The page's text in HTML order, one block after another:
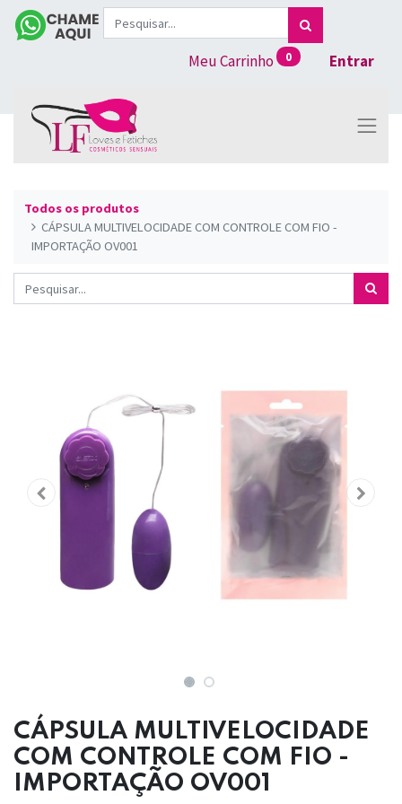
Meu Carrinho 0 Entrar
Todos os produtos
CÁPSULA MULTIVELOCIDADE COM CONTROLE COM FIO -
IMPORTAÇÃO OV001
CÁPSULA MULTIVELOCIDADE
COM CONTROLE COM FIO -
IMPORTAÇÃO OV001